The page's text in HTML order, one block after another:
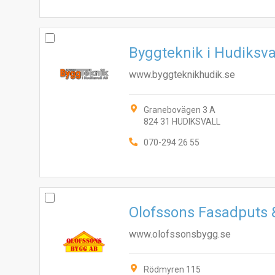
Byggteknik i
www.byggteknikhudik.se
Granebovägen 3 A
824 31 HUDIKSVALL
070-294 26 55
Olofssons Fasadputs
www.olofssonsbygg.se
Rödmyren 115